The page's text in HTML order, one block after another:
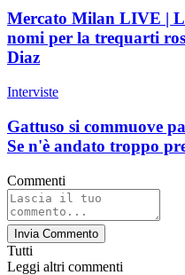
Mercato Milan LIVE |
nomi per la trequarti
Diaz
Interviste
Gattuso si commuove
Se n'è andato troppo
Commenti
Invia Commento
Tutti
Leggi altri commenti